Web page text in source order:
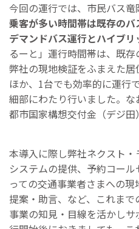
今回の運行では、市民バス竜
乗客が多い時間帯は既存の
デマンドバス運行とハイブ
るーと」運行時間帯は、既存
弊社の現地検証をふまえた
ほか、1台でも効率的に運行
細部にわたり行いました。
都市国家構想交付金（デジ田
本導入に際し弊社ネクスト
システムの提供、予約コー
っての交通事業者さまへの
提案・助言、など、これま
事業の知見・目線を活かし